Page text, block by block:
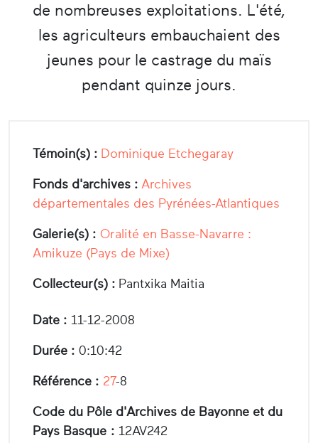
de nombreuses exploitations. L'été,
les agriculteurs embauchaient des
jeunes pour le castrage du maïs
pendant quinze jours.
Témoin(s) : Dominique Etchegaray
Fonds d'archives : Archives
départementales des Pyrénées-Atlantiques
Galerie(s) : Oralité en Basse-Navarre :
Amikuze (Pays de Mixe)
Collecteur(s) : Pantxika Maitia
Date : 11-12-2008
Durée : 0:10:42
Référence : 27-8
Code du Pôle d'Archives de Bayonne et du
Pays Basque : 12AV242